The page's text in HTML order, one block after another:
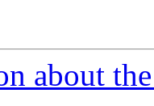
about